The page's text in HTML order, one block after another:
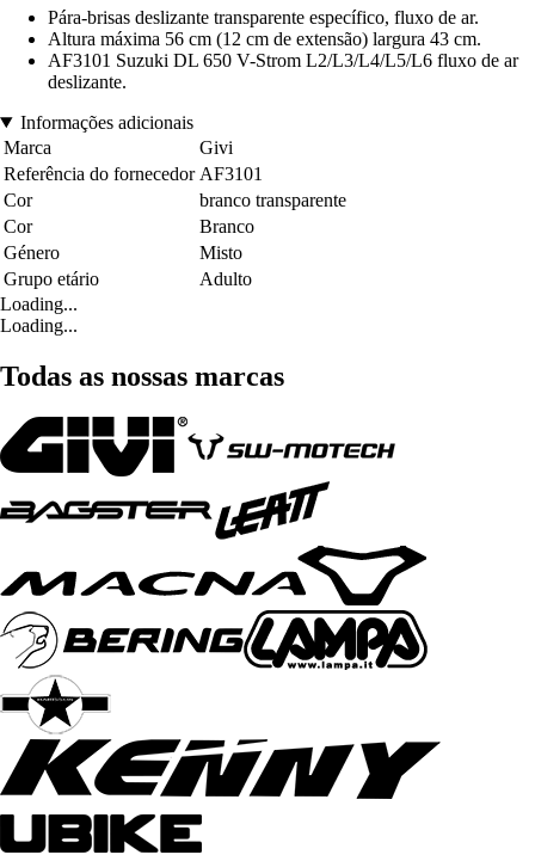
Pára-brisas deslizante transparente específico, fluxo de ar.
Altura máxima 56 cm (12 cm de extensão) largura 43 cm.
AF3101 Suzuki DL 650 V-Strom L2/L3/L4/L5/L6 fluxo de ar
deslizante.
Informações adicionais
Marca
Givi
Referência do fornecedor AF3101
Cor
branco transparente
Cor
Branco
Género
Misto
Grupo etário
Adulto
Loading...
Loading...
Todas as nossas marcas